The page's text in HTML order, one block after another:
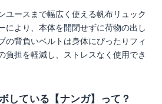
ユースまで幅広く使える帆布リュック
により、本体を開閉せずに荷物の出し
の背負いベルトは身体にぴったりフィ
負担を軽減し、ストレスなく使用でき
している【ナンガ】って？